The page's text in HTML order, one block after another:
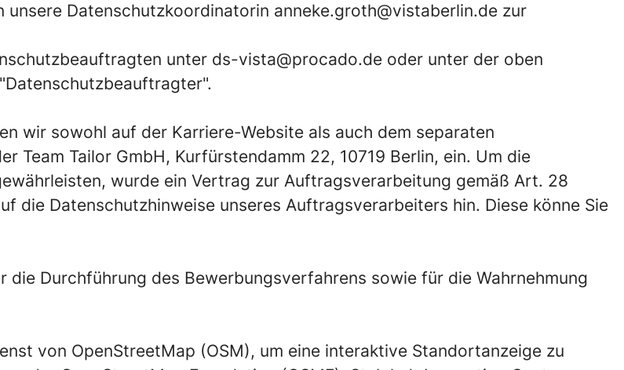
Datenschutzkoordinatorin anneke.groth@vistaberlin.de zur
unter ds-vista@procado.de oder unter der oben
wir sowohl auf der Karriere-Website als auch dem separaten
Team Tailor GmbH, Kurfürstendamm 22, 10719 Berlin, ein. Um die
wurde ein Vertrag zur Auftragsverarbeitung gemäß Art. 28
die Datenschutzhinweise unseres Auftragsverarbeiters hin. Diese könne Sie
Durchführung des Bewerbungsverfahrens sowie für die Wahrnehmung
von OpenStreetMap (OSM), um eine interaktive Standortanzeige zu